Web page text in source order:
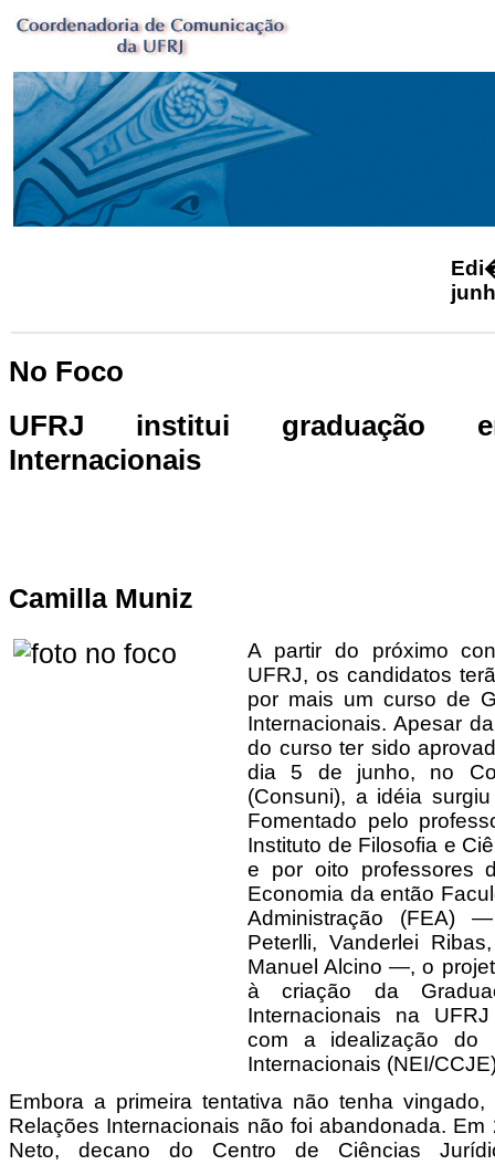
No Foco
UFRJ institui graduação
Internacionais
Camilla Muniz
A partir do próximo
UFRJ, os candidatos
por mais um curso de
Internacionais. Apesar
do curso ter sido
dia 5 de junho, no
(Consuni), a idéia
Fomentado pelo
Instituto de Filosofia e
e por oito professores
Economia da então
Administração (FEA)
Peterlli, Vanderlei
Manuel Alcino —, o
à criação da
Internacionais na
com a idealização do
Internacionais (NEI/
Embora a primeira tentativa não tenha
Relações Internacionais não foi abandonada. Em
Neto, decano do Centro de Ciências